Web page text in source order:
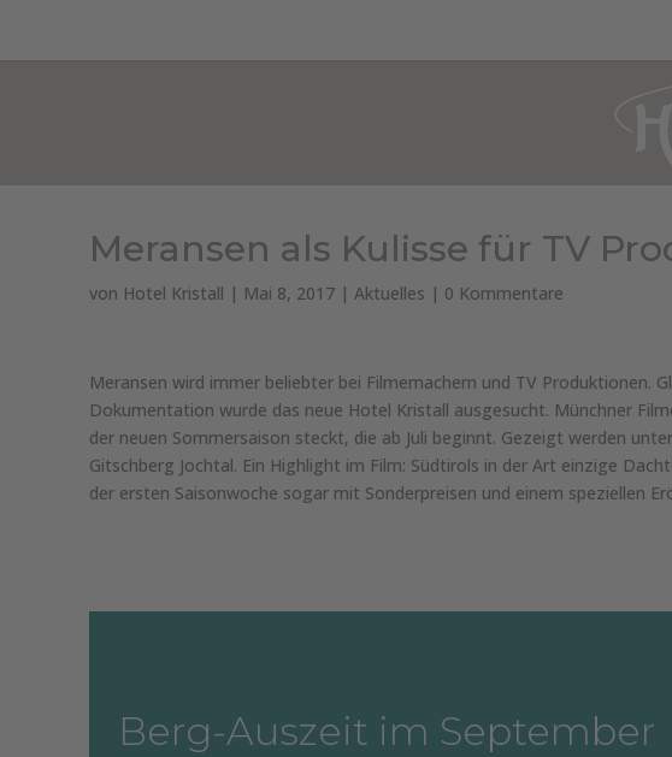
Meransen als Kulisse für TV
von Hotel Kristall | Mai 8, 2017| Aktuelles | 0 Kommentare
Meransen wird immer beliebter bei Filmemachern und TV Produktionen.
Dokumentation wurde das neue Hotel Kristall ausgesucht. Münchner
der neuen Sommersaison steckt, die ab Juli beginnt. Gezeigt werden
Gitschberg Jochtal. Ein Highlight im Film: Südtirols in der Art einzige
der ersten Saisonwoche sogar mit Sonderpreisen und einem speziellen
Berg-Auszeit im September